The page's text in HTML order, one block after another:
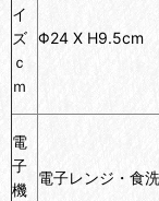
イ
ズ
ｃ
ｍ
Φ24 X H9.5cm
電
子
機
電子レンジ・食